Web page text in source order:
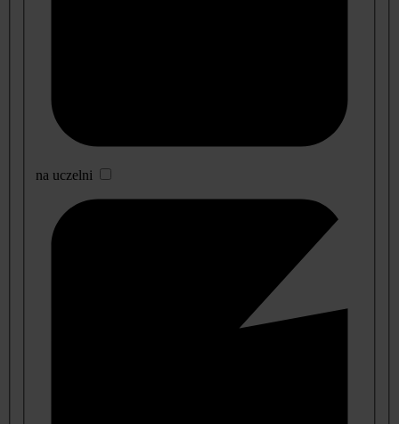
na uczelni